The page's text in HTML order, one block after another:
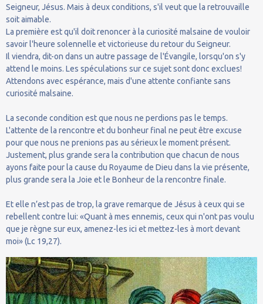
Seigneur, Jésus. Mais à deux conditions, s'il veut que la retrouvaille
soit aimable.
La première est qu'il doit renoncer à la curiosité malsaine de vouloir
savoir l'heure solennelle et victorieuse du retour du Seigneur.
Il viendra, dit-on dans un autre passage de l'Évangile, lorsqu'on s'y
attend le moins. Les spéculations sur ce sujet sont donc exclues!
Attendons avec espérance, mais d'une attente confiante sans
curiosité malsaine.
La seconde condition est que nous ne perdions pas le temps.
L'attente de la rencontre et du bonheur final ne peut être excuse
pour que nous ne prenions pas au sérieux le moment présent.
Justement, plus grande sera la contribution que chacun de nous
ayons faite pour la cause du Royaume de Dieu dans la vie présente,
plus grande sera la Joie et le Bonheur de la rencontre finale.
Et elle n’est pas de trop, la grave remarque de Jésus à ceux qui se
rebellent contre lui: «Quant à mes ennemis, ceux qui n'ont pas voulu
que je règne sur eux, amenez-les ici et mettez-les à mort devant
moi» (Lc 19,27).